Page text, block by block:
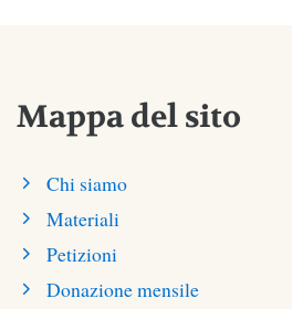
Mappa del sito
Chi siamo
Materiali
Petizioni
Donazione mensile